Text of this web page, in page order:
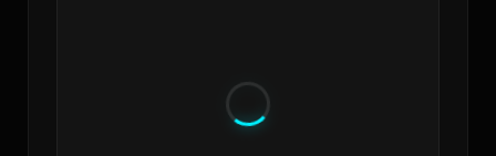
Odporność na magię, Obrażenia fizyczne.